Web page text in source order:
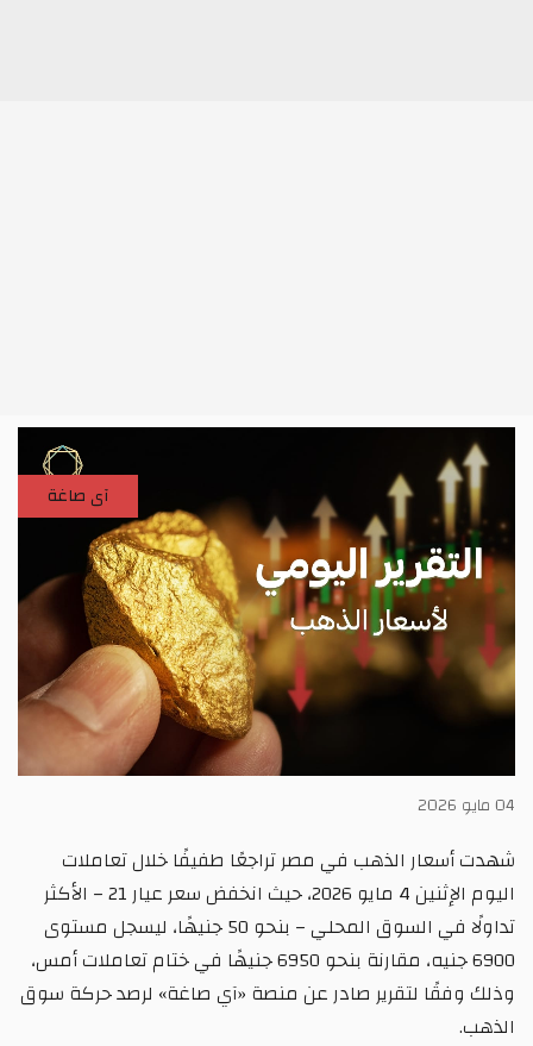
آى صاغة
04 مايو 2026
شهدت أسعار الذهب في مصر تراجعًا طفيفًا خلال تعاملات
اليوم الإثنين 4 مايو 2026، حيث انخفض سعر عيار 21 – الأكثر
تداولًا في السوق المحلي – بنحو 50 جنيهًا، ليسجل مستوى
6900 جنيه، مقارنة بنحو 6950 جنيهًا في ختام تعاملات أمس،
وذلك وفقًا لتقرير صادر عن منصة «آي صاغة» لرصد حركة سوق
الذهب.